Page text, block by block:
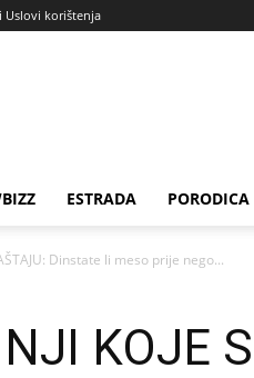
Uslovi korištenja
ESTRADA PORODICA
Dinstate li meso prije nego...
KOJE